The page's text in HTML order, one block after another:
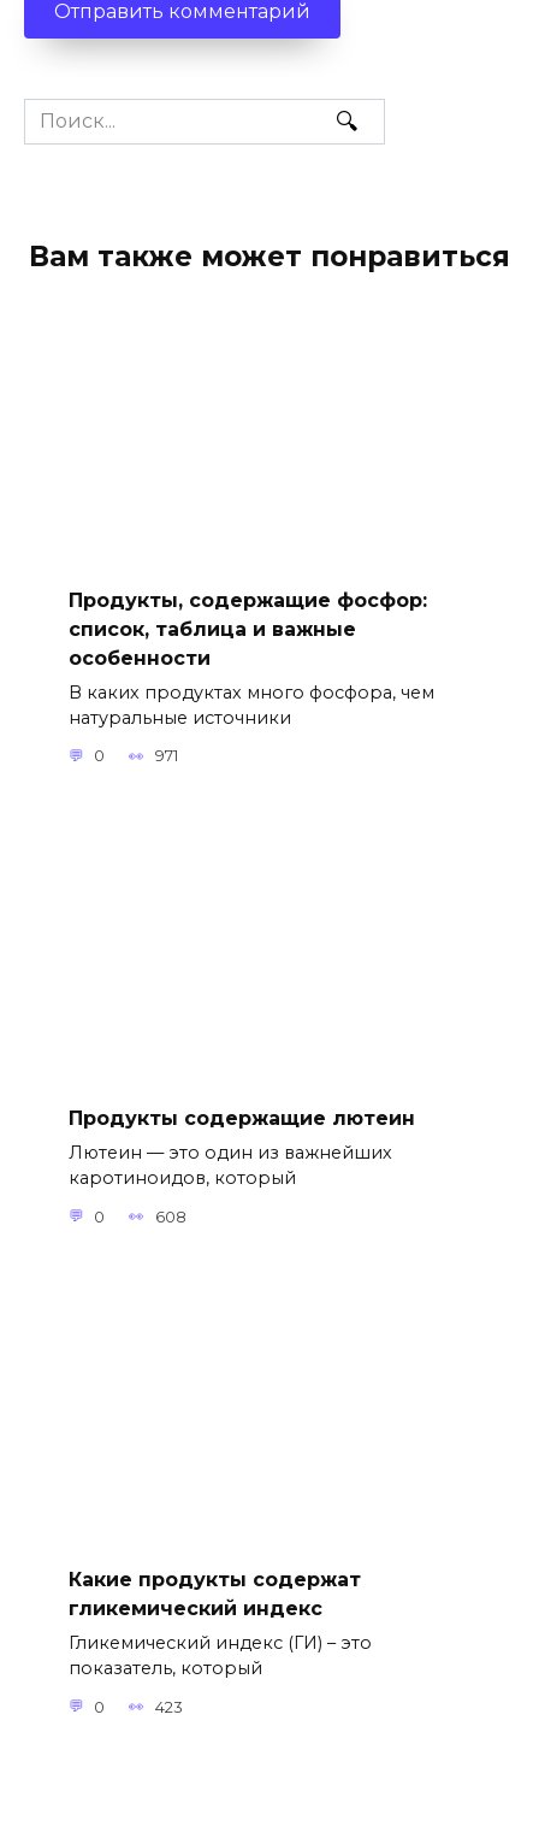
Search
for:
Вам также может понравиться
Продукты, содержащие фосфор:
список, таблица и важные
особенности
В каких продуктах много фосфора, чем
натуральные источники
0 971
Продукты содержащие лютеин
Лютеин — это один из важнейших
каротиноидов, который
0 608
Какие продукты содержат
гликемический индекс
Гликемический индекс (ГИ) – это
показатель, который
0 423